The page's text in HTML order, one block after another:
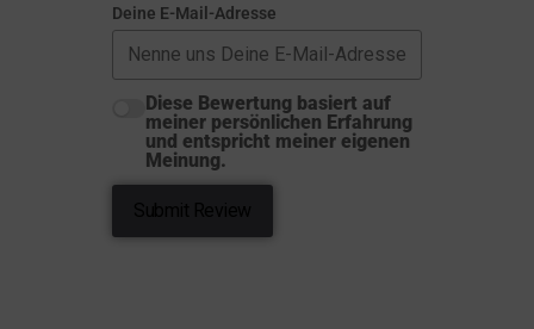
Deine E-Mail-Adresse
Diese Bewertung basiert auf
meiner persönlichen Erfahrung
und entspricht meiner eigenen
Meinung.